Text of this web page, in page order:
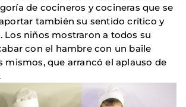
de cocineros y cocineras que se
también su sentido crítico y
Los niños mostraron a todos su
con el hambre con un baile
mismos, que arrancó el aplauso de